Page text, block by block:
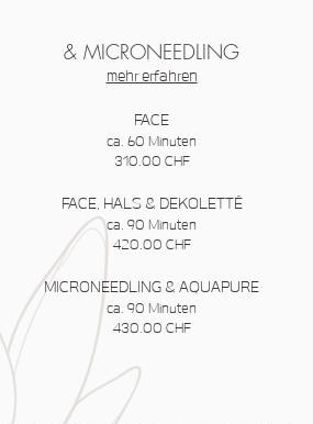
& MICRONEEDLING
mehr erfahren
FACE
ca. 60 Minuten
310.00 CHF
FACE, HALS & DEKOLETTÉ
ca. 90 Minuten
420.00 CHF
MICRONEEDLING & AQUAPURE
ca. 90 Minuten
430.00 CHF